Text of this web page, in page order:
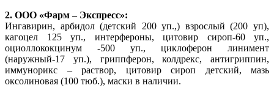
2. ООО «Фарм – Экспресс»:
Ингавирин, арбидол (детский 200 уп.,) взрослый (200 уп),
кагоцел 125 уп., интерфероны, цитовир сироп-60 уп.,
оциоллококцинум -500 уп., циклоферон линимент
(наружный-17 уп.), гриппферон, колдрекс, антигриппин,
иммунорикс – раствор, цитовир сироп детский, мазь
оксолиновая (100 тюб.), маски в наличии.